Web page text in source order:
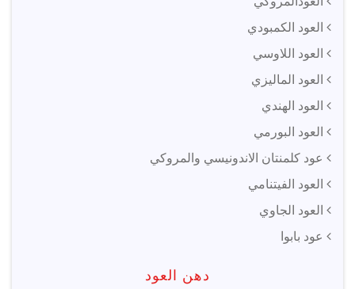
العود الكمبودي
العود اللاوسي
العود الماليزي
العود الهندي
العود البورمي
عود كلمنتان الاندونيسي والمروكي
العود الفيتنامي
العود الجاوي
عود بابوا
دهن العود